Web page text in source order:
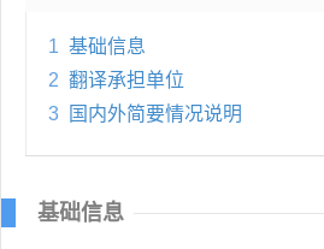
1 基础信息
2 翻译承担单位
3
国内外简要情况说明
基础信息